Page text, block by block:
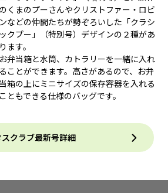
のくまのプーさんやクリストファー・ロビ
ンなどの仲間たちが勢ぞろいした「クラシ
ックプー」（特別号）デザインの２種があ
ります。
お弁当箱と水筒、カトラリーを一緒に入れ
ることができます。高さがあるので、お弁
当箱の上にミニサイズの保存容器を入れる
こともできる仕様のバッグです。
スクラブ最新号詳細